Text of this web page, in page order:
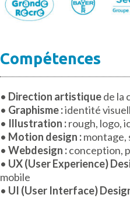
Compétences
• Direction artistiquede la
• Graphisme :identité
• Illustration :rough, logo,
• Motion design :montage,
• Webdesign :conception,
• UX (User Experience)
mobile
• UI (User Interface)